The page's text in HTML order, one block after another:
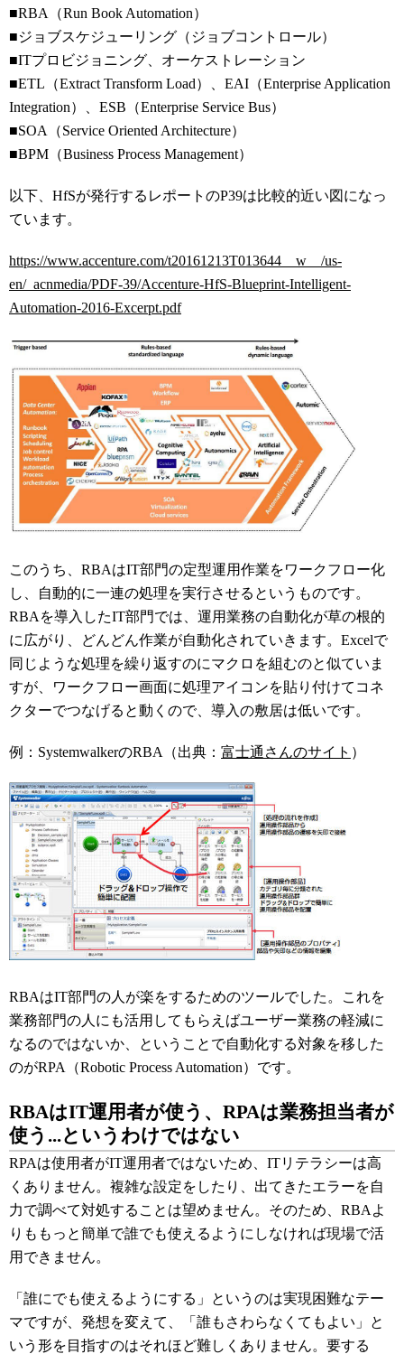
■RBA（Run Book Automation）
■ジョブスケジューリング（ジョブコントロール）
■ITプロビジョニング、オーケストレーション
■ETL（Extract Transform Load）、EAI（Enterprise Application
Integration）、ESB（Enterprise Service Bus）
■SOA（Service Oriented Architecture）
■BPM（Business Process Management）
以下、HfSが発行するレポートのP39は比較的近い図になっ
ています。
https://www.accenture.com/t20161213T013644__w__/us-
en/_acnmedia/PDF-39/Accenture-HfS-Blueprint-Intelligent-
Automation-2016-Excerpt.pdf
このうち、RBAはIT部門の定型運用作業をワークフロー化
し、自動的に一連の処理を実行させるというものです。
RBAを導入したIT部門では、運用業務の自動化が草の根的
に広がり、どんどん作業が自動化されていきます。Excelで
同じような処理を繰り返すのにマクロを組むのと似ていま
すが、ワークフロー画面に処理アイコンを貼り付けてコネ
クターでつなげると動くので、導入の敷居は低いです。
例：SystemwalkerのRBA（出典： 富士通さんのサイト ）
RBAはIT部門の人が楽をするためのツールでした。これを
業務部門の人にも活用してもらえばユーザー業務の軽減に
なるのではないか、ということで自動化する対象を移した
のがRPA（Robotic Process Automation）です。
RBAはIT運用者が使う、RPAは業務担当者が
使う...というわけではない
RPAは使用者がIT運用者ではないため、ITリテラシーは高
くありません。複雑な設定をしたり、出てきたエラーを自
力で調べて対処することは望めません。そのため、RBAよ
りももっと簡単で誰でも使えるようにしなければ現場で活
用できません。
「誰にでも使えるようにする」というのは実現困難なテー
マですが、発想を変えて、「誰もさわらなくてもよい」と
いう形を目指すのはそれほど難しくありません。要する